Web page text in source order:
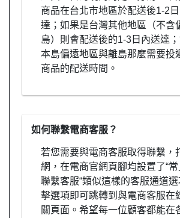
商品在台北市地區於配送後1-2
達；如果是台灣其他地區（不含
島）則會配送後的1-3日內送達
本島偏遠地區與離島那麼需要投
商品的配送時間。
如何聯繫電商客服？
若您需要與電商客服取得聯繫，
網，在電商官網頁腳均設置了“常
聯繫客服“類似這樣的客服通道
擊選項即可跳轉到與電商客服在
關頁面。希望每一位顧客都能在